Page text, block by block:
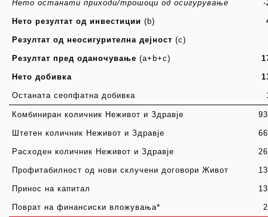
Нето останати приходи/трошоци од осигурување -
Нето резултат од инвестиции (b)
Резултат од неосигурителна дејност (c)
Резултат пред оданочување (a+b+c)
Нето добивка
Останата сеопфатна добивка
Комбиниран количник Неживот и Здравје
Штетен количник Неживот и Здравје
Расходен количник Неживот и Здравје
Профитабилност од нови склучени договори Живот
Принос на капитал
Поврат на финансиски вложувања*